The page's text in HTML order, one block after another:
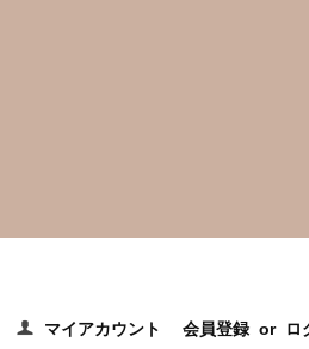
マイアカウント 会員登録 or ロ